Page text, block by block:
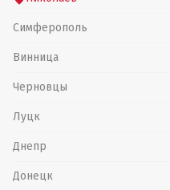
Симферополь
Винница
Черновцы
Луцк
Днепр
Донецк